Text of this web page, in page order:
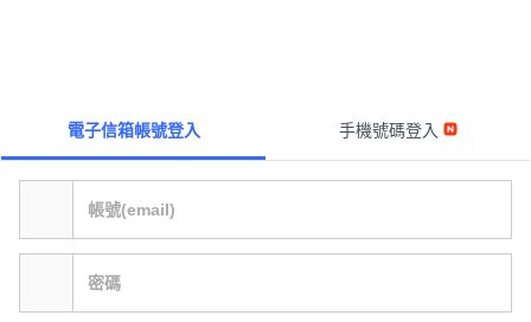
電子信箱帳號登入 手機號碼登入